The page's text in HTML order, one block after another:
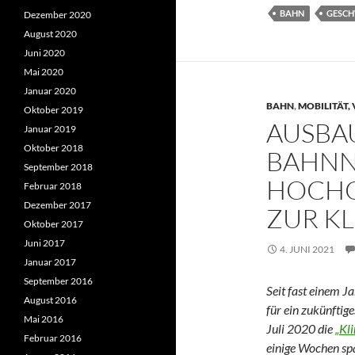
BAHN
BAHN,MOBILITÄT,
ZUR
4. JUNI 2021
Seit fast einem
für ein
Juli 2020 die
einige Wochen
Dezember 2020
August 2020
Juni 2020
Mai 2020
Januar 2020
Oktober 2019
Januar 2019
Oktober 2018
September 2018
Februar 2018
Dezember 2017
Oktober 2017
Juni 2017
Januar 2017
September 2016
August 2016
Mai 2016
Februar 2016